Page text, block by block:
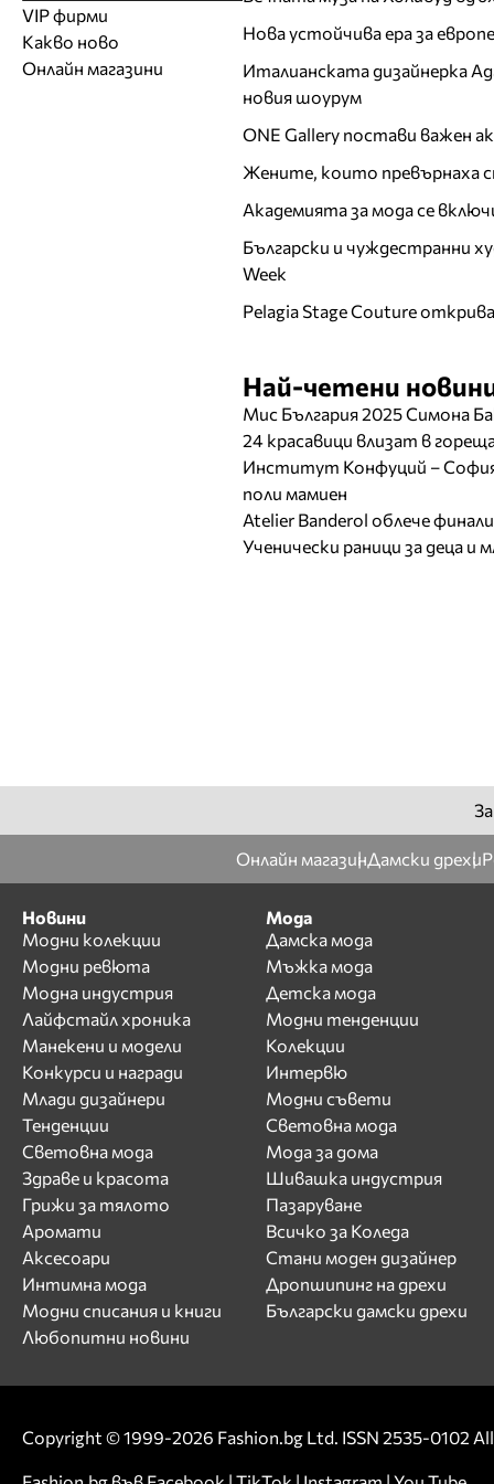
Нова устойчива ера за
Италианската дизайнерка
новия шоурум
ONE Gallery постави важен
Жените, които превърнаха
Академията за мода се
Български и чуждестранни
Week
Pelagia Stage Couture
Най-четени
Мис България 2025 Симона
24 красавици влизат в
Институт Конфуций –
поли мамиен
Atelier Banderol облече
Ученически раници за деца и
Бански костюми
Модни дизайнери
Бутици
Обувки
Други аксесоари
Солариуми
Фитнес и здраве
Работа на ишлеме
CAD/CAM услуги
Модели
Образователни
Модни списания
Сватбени агенции
Магазини за дрехи
Магазини за обувки
Магазини за aксесоари
VIP фирми
Какво ново
Онлайн магазини
Онлайн магазинДамски дрехи
Новини
Модни колекции
Модни ревюта
Модна индустрия
Лайфстайл хроника
Манекени и модели
Конкурси и награди
Млади дизайнери
Тенденции
Световна мода
Здраве и красота
Грижи за тялото
Аромати
Аксесоари
Интимна мода
Модни списания и книги
Любопитни новини
Мода
Дамска мода
Мъжка мода
Детска мода
Модни тенденции
Колекции
Интервю
Модни съвети
Световна мода
Мода за дома
Шивашка индустрия
Пазаруване
Всичко за Коледа
Стани моден дизайнер
Дропшипинг на дрехи
Български дамски дрехи
Copyright © 1999-2026 Fashion.bg Ltd. ISSN 2535-0102